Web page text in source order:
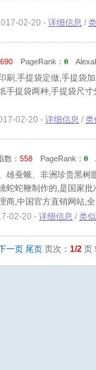
02-20 - 详细信息 /
690 PageRank： 0
刷,手提袋定做,手提袋
手提袋两种,手提袋尺寸
02-20 - 详细信息 / 类
数： 558 PageRank： 0
雄蚕蛾、非洲珍贵黑树
蛇蛇鞭制作的,是国家
商,中国官方直销网站,
02-20 - 详细信息 / 类
一页 尾页页次： 1/2页